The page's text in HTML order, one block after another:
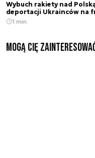
Wybuch rakiety nad
deportacji Ukrainców na
1 min.
Mogą Cię